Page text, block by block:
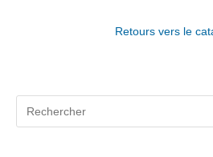
Retours vers le